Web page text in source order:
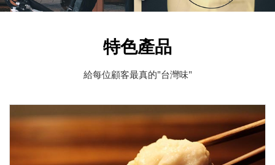
特色產品
給每位顧客最真的"台灣味"